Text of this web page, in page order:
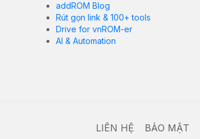
addROM Blog
Rút gọn link & 100+ tools
Drive for vnROM-er
AI & Automation
LIÊN HỆ BẢO MẬT